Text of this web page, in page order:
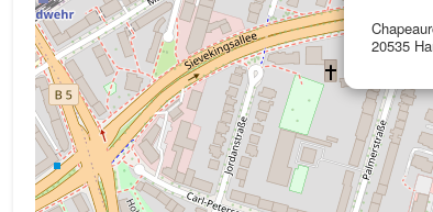
20535
Verwendung von Profilen zur Auswahl
Messung der Werbeleistung
Messung der Performance von Inhalten
Analyse von Zielgruppen durch Statistiken oder
verschiedenen Quellen